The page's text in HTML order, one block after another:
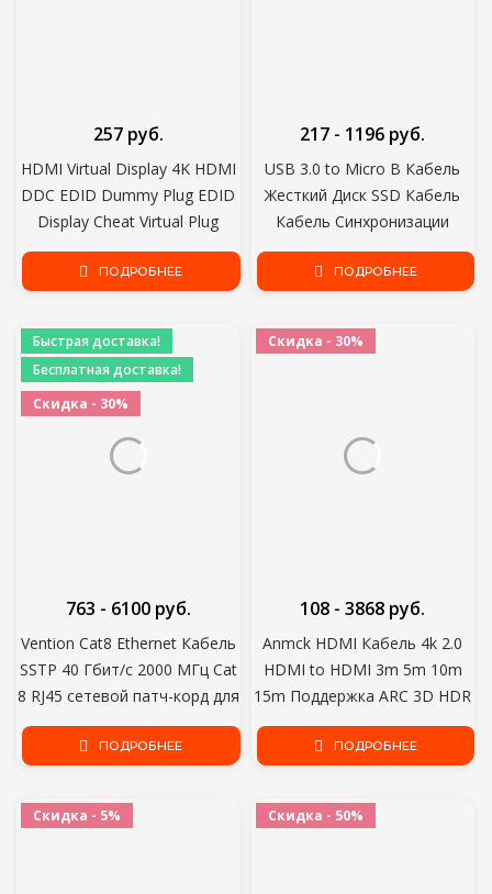
HDMI Virtual Display 4K HDMI
DDC EDID Dummy Plug EDID
Display Cheat Virtual Plug
HDMI Dummy Emulator
Adapter for Bitcoin Mining
257 руб.
ПОДРОБНЕЕ
USB 3.0 to Micro B Кабель
Жесткий Диск SSD Кабель
Кабель Синхронизации
Внешний Жесткий Диск HDD
Шнур для Зарядки Samsun S5
217 - 1196 руб.
ПОДРОБНЕЕ
Быстрая доставка!
Бесплатная доставка!
Скидка - 30%
Vention Cat8 Ethernet Кабель
SSTP 40 Гбит/с 2000 МГц Cat
8 RJ45 сетевой патч-корд для
маршрутизатора модем
интернет RJ 45 Ethernet
763 - 6100 руб.
ПОДРОБНЕЕ
Скидка - 30%
Anmck HDMI Кабель 4k 2.0
HDMI to HDMI 3m 5m 10m
15m Поддержка ARC 3D HDR
4K 60Hz Ultra HD для Splitter
Switch PS4 TV Box Проектор
108 - 3868 руб.
ПОДРОБНЕЕ
Скидка - 5% Скидка - 50%